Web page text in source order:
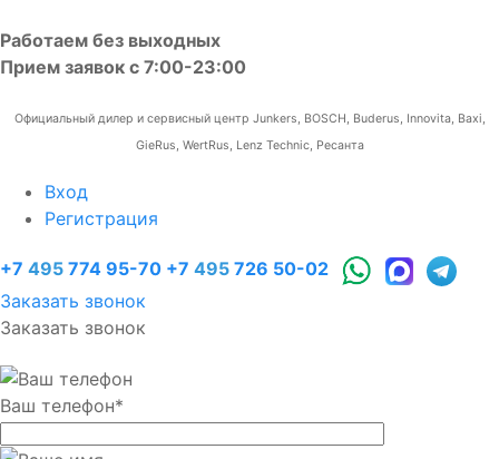
Работаем без выходных
Прием заявок с 7:00-23:00
Официальный дилер и сервисный центр Junkers, BOSCH, Buderus, Innovita, Baxi,
GieRus, WertRus, Lenz Technic, Ресанта
Вход
Регистрация
+7 495 774 95-70 +7 495 726 50-02
Заказать звонок
Заказать звонок
Ваш телефон*